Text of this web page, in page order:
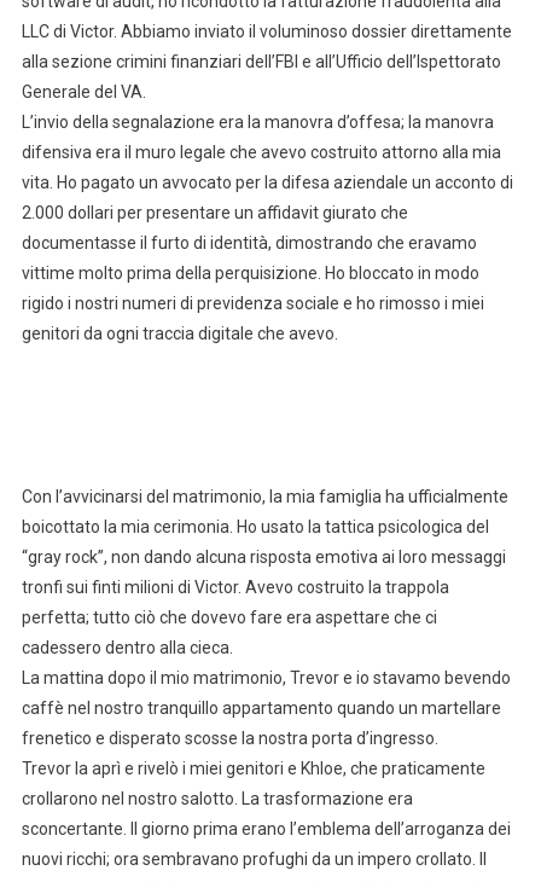
LLC di Victor. Abbiamo inviato il voluminoso dossier direttamente
alla sezione crimini finanziari dell’FBI e all’Ufficio dell’Ispettorato
Generale del VA.
L’invio della segnalazione era la manovra d’offesa; la manovra
difensiva era il muro legale che avevo costruito attorno alla mia
vita. Ho pagato un avvocato per la difesa aziendale un acconto di
2.000 dollari per presentare un affidavit giurato che
documentasse il furto di identità, dimostrando che eravamo
vittime molto prima della perquisizione. Ho bloccato in modo
rigido i nostri numeri di previdenza sociale e ho rimosso i miei
genitori da ogni traccia digitale che avevo.
Con l’avvicinarsi del matrimonio, la mia famiglia ha ufficialmente
boicottato la mia cerimonia. Ho usato la tattica psicologica del
“gray rock”, non dando alcuna risposta emotiva ai loro messaggi
tronfi sui finti milioni di Victor. Avevo costruito la trappola
perfetta; tutto ciò che dovevo fare era aspettare che ci
cadessero dentro alla cieca.
La mattina dopo il mio matrimonio, Trevor e io stavamo bevendo
caffè nel nostro tranquillo appartamento quando un martellare
frenetico e disperato scosse la nostra porta d’ingresso.
Trevor la aprì e rivelò i miei genitori e Khloe, che praticamente
crollarono nel nostro salotto. La trasformazione era
sconcertante. Il giorno prima erano l’emblema dell’arroganza dei
nuovi ricchi; ora sembravano profughi da un impero crollato. Il